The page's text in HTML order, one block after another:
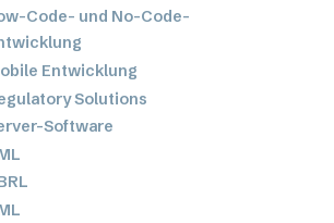
Code- und No-Code-
Entwicklung
Solutions
Software